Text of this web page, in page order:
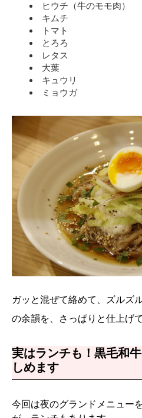
ヒウチ（牛のモモ肉）
キムチ
トマト
とろろ
レタス
大葉
キュウリ
ミョウガ
ガッと混ぜて絡めて、ズルズ
の余韻を、さっぱりと仕上げ
実はランチも！黒毛和
しめます
今回は夜のグランドメニュー